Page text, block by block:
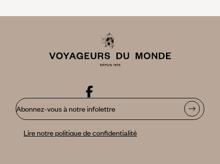
Abonnez-vous à notre infolettre
Lire notre politique de confidentialité